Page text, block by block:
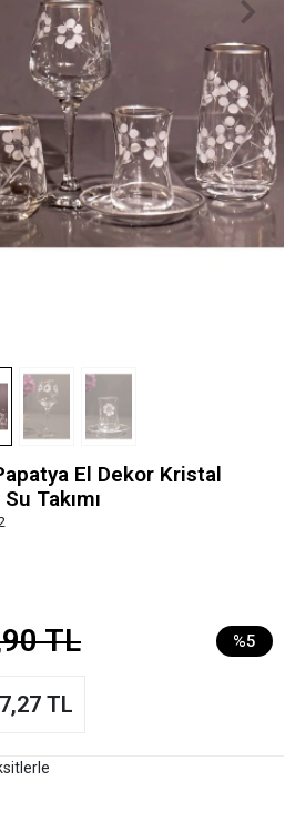
El Dekor Kristal
Takımı
TL %5
TL